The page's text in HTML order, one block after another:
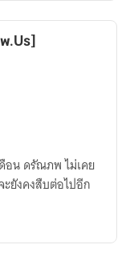
.Us]
อน ดรัณภพ ไม่เคย
ะยังคงสืบต่อไปอีก